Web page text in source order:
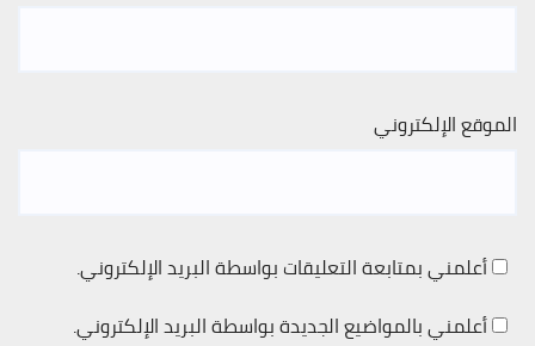
الموقع الإلكتروني
أعلمني بمتابعة التعليقات بواسطة البريد الإلكتروني.
أعلمني بالمواضيع الجديدة بواسطة البريد الإلكتروني.